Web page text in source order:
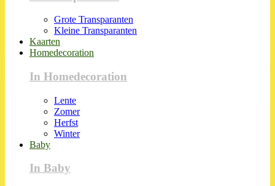
Grote Transparanten
Kleine Transparanten
Kaarten
Homedecoration
In Homedecoration
Lente
Zomer
Herfst
Winter
Baby
In Baby